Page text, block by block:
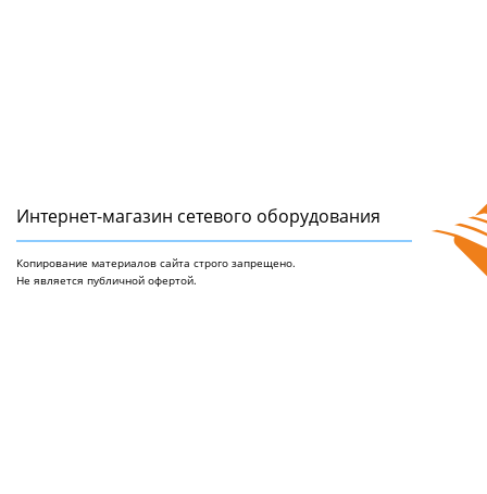
Интернет-магазин сетeвого оборудования
Копирование материалов сайта строго запрещено.
Не является публичной офертой.